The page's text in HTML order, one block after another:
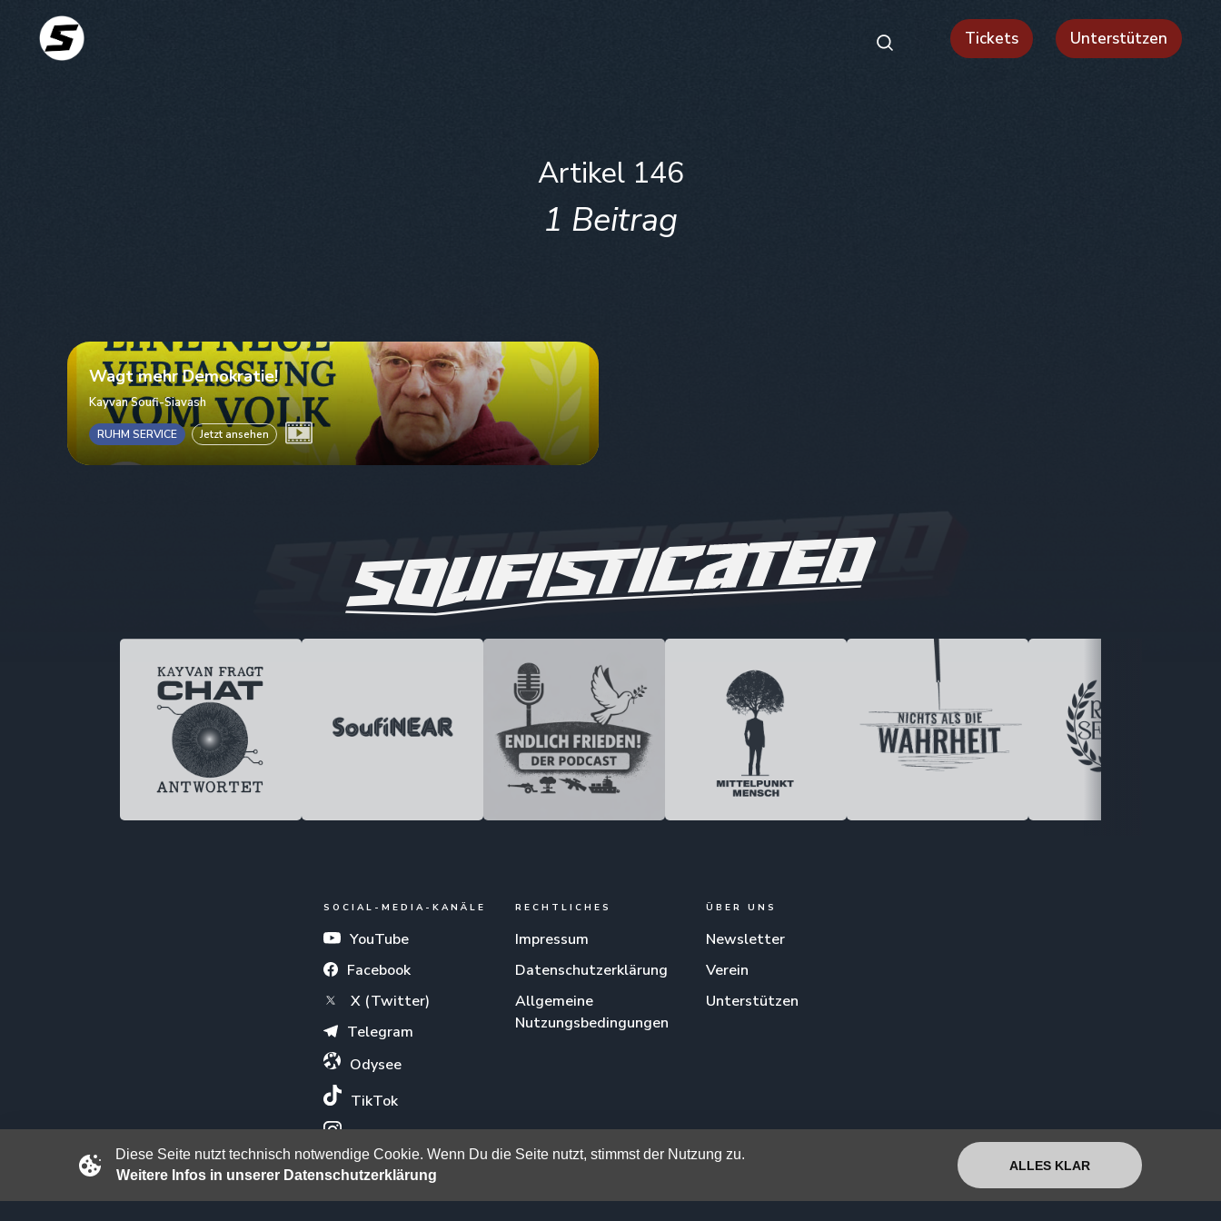
Tickets Unterstützen
Artikel 146
1 Beitrag
Wagt mehr Demokratie!
Kayvan Soufi-Siavash
RUHM SERVICE Jetzt ansehen
SOCIAL-MEDIA-KANÄLE
YouTube
Facebook
X (Twitter)
Telegram
Odysee
TikTok
Instagram
RECHTLICHES
Impressum
Datenschutzerklärung
Allgemeine
Nutzungsbedingungen
ÜBER UNS
Newsletter
Verein
Unterstützen
Diese Seite nutzt technisch notwendige Cookie. Wenn Du die Seite nutzt, stimmst der Nutzung zu.
Weitere Infos in unserer Datenschutzerklärung
ALLES KLAR